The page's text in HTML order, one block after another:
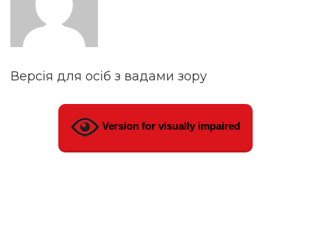
Версія для осіб з вадами зору
Version for visually impaired